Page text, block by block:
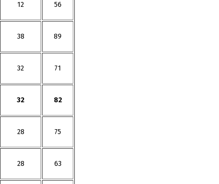
12 56
38 89
32 71
32 82
28 75
28 63